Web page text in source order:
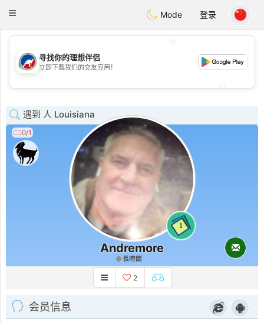
AustraliaChat
Toggle
Mode 登录
💖
💕
寻找你的理想伴侣
立即下载我们的交友应用！
遇到 人 Louisiana
0/1
1
Andremore
長時間
2
会员信息